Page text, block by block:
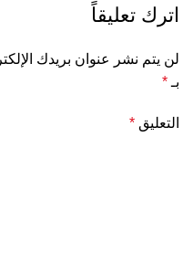
اترك تعليقاً
لن يتم نشر عنوان بريدك
بـ *
التعليق *